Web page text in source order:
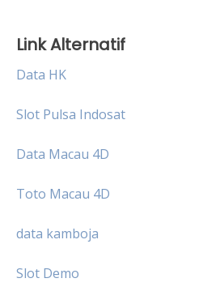
Link Alternatif
Data HK
Slot Pulsa Indosat
Data Macau 4D
Toto Macau 4D
data kamboja
Slot Demo